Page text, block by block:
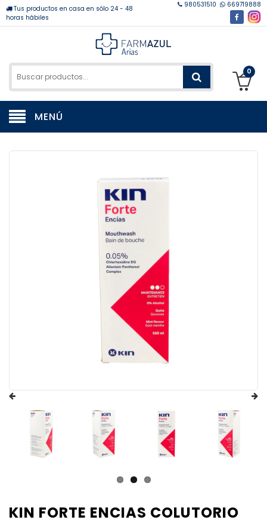
Tus productos en casa en sólo 24 - 48
horas hábiles
980531510 669719888
0
MENÚ
KIN FORTE ENCIAS COLUTORIO